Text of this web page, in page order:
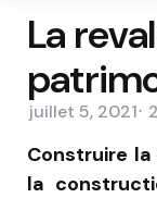
La
juillet 5, 2021
Construire
la